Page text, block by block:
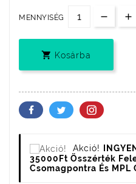
MENNYISÉG
 Kosárba
Akció!
35000Ft Összérték
Csomagpontra És